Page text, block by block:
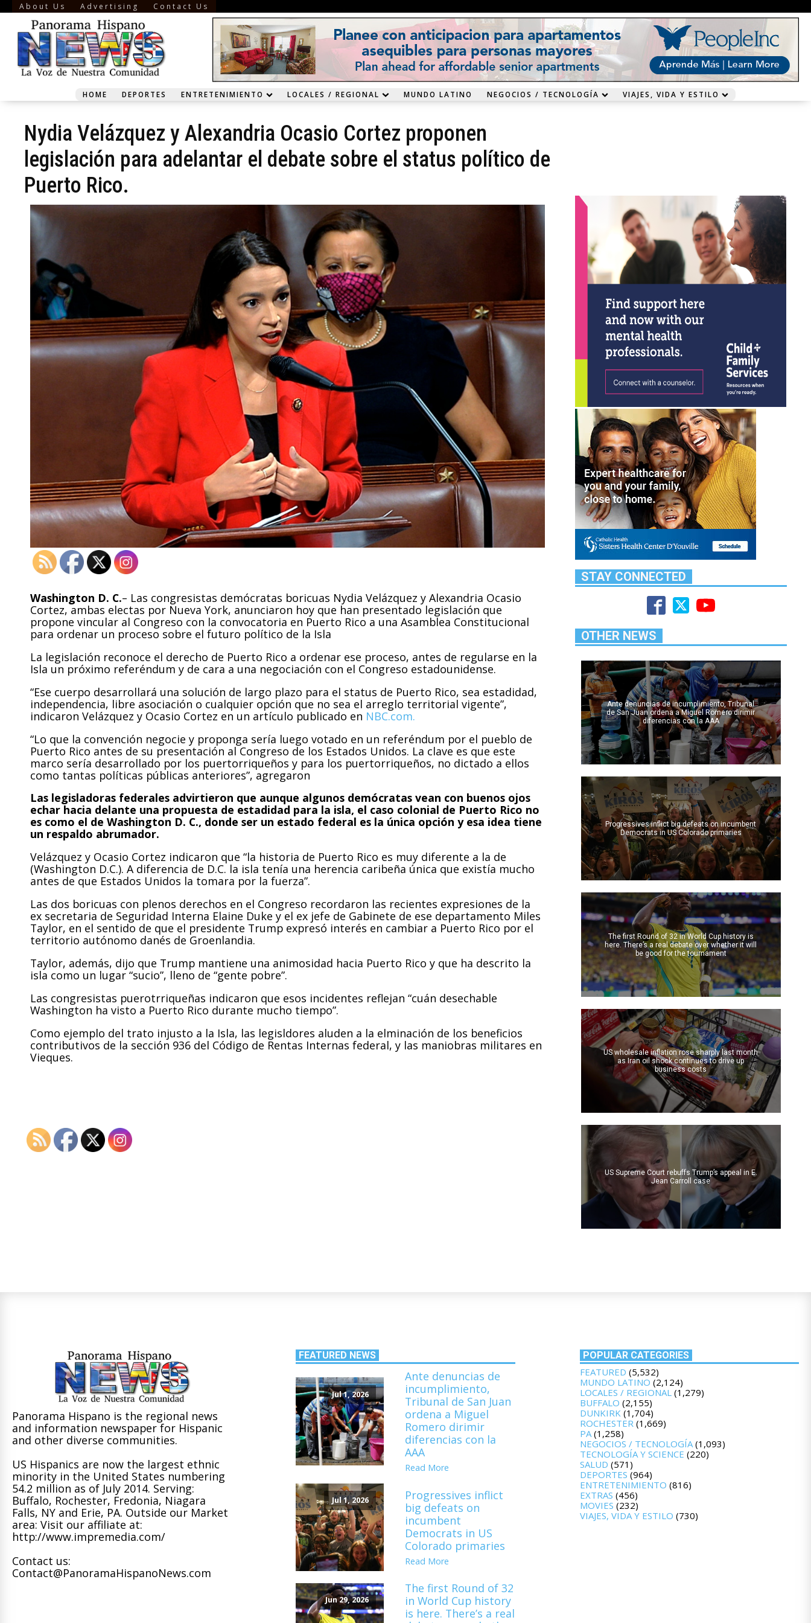
About Us Advertising Contact Us
HOME DEPORTES ENTRETENIMIENTO LOCALES / REGIONAL MUNDO LATINO NEGOCIOS / TECNOLOGÍA VIAJES, VIDA Y ESTILO
Nydia Velázquez y Alexandria Ocasio Cortez proponen
legislación para adelantar el debate sobre el status político de
Puerto Rico.
Washington D. C.– Las congresistas demócratas boricuas Nydia Velázquez y Alexandria Ocasio
Cortez, ambas electas por Nueva York, anunciaron hoy que han presentado legislación que
propone vincular al Congreso con la convocatoria en Puerto Rico a una Asamblea Constitucional
para ordenar un proceso sobre el futuro político de la Isla
La legislación reconoce el derecho de Puerto Rico a ordenar ese proceso, antes de regularse en la
Isla un próximo referéndum y de cara a una negociación con el Congreso estadounidense.
“Ese cuerpo desarrollará una solución de largo plazo para el status de Puerto Rico, sea estadidad,
independencia, libre asociación o cualquier opción que no sea el arreglo territorial vigente”,
indicaron Velázquez y Ocasio Cortez en un artículo publicado en NBC.com.
“Lo que la convención negocie y proponga sería luego votado en un referéndum por el pueblo de
Puerto Rico antes de su presentación al Congreso de los Estados Unidos. La clave es que este
marco sería desarrollado por los puertorriqueños y para los puertorriqueños, no dictado a ellos
como tantas políticas públicas anteriores”, agregaron
Las legisladoras federales advirtieron que aunque algunos demócratas vean con buenos ojos
echar hacia delante una propuesta de estadidad para la isla, el caso colonial de Puerto Rico no
es como el de Washington D. C., donde ser un estado federal es la única opción y esa idea tiene
un respaldo abrumador.
Velázquez y Ocasio Cortez indicaron que “la historia de Puerto Rico es muy diferente a la de
(Washington D.C.). A diferencia de D.C. la isla tenía una herencia caribeña única que existía mucho
antes de que Estados Unidos la tomara por la fuerza”.
Las dos boricuas con plenos derechos en el Congreso recordaron las recientes expresiones de la
ex secretaria de Seguridad Interna Elaine Duke y el ex jefe de Gabinete de ese departamento Miles
Taylor, en el sentido de que el presidente Trump expresó interés en cambiar a Puerto Rico por el
territorio autónomo danés de Groenlandia.
Taylor, además, dijo que Trump mantiene una animosidad hacia Puerto Rico y que ha descrito la
isla como un lugar “sucio”, lleno de “gente pobre”.
Las congresistas puerotrriqueñas indicaron que esos incidentes reflejan “cuán desechable
Washington ha visto a Puerto Rico durante mucho tiempo”.
Como ejemplo del trato injusto a la Isla, las legisldores aluden a la elminación de los beneficios
contributivos de la sección 936 del Código de Rentas Internas federal, y las maniobras militares en
Vieques.
STAY CONNECTED
OTHER NEWS
Ante denuncias de incumplimiento, Tribunal
de San Juan ordena a Miguel Romero dirimir
diferencias con la AAA
Progressives inflict big defeats on incumbent
Democrats in US Colorado primaries
The first Round of 32 in World Cup history is
here. There’s a real debate over whether it will
be good for the tournament
US wholesale inflation rose sharply last month
as Iran oil shock continues to drive up
business costs
US Supreme Court rebuffs Trump’s appeal in E.
Jean Carroll case
Panorama Hispano is the regional news
and information newspaper for Hispanic
and other diverse communities.
US Hispanics are now the largest ethnic
minority in the United States numbering
54.2 million as of July 2014. Serving:
Buffalo, Rochester, Fredonia, Niagara
Falls, NY and Erie, PA. Outside our Market
area: Visit our affiliate at:
http://www.impremedia.com/
Contact us:
Contact@PanoramaHispanoNews.com
FEATURED NEWS
Jul 1, 2026
Ante denuncias de
incumplimiento,
Tribunal de San Juan
ordena a Miguel
Romero dirimir
diferencias con la
AAA
Read More
Jul 1, 2026
Progressives inflict
big defeats on
incumbent
Democrats in US
Colorado primaries
Read More
Jun 29, 2026
The first Round of 32
in World Cup history
is here. There’s a real
POPULAR CATEGORIES
FEATURED (5,532)
MUNDO LATINO (2,124)
LOCALES / REGIONAL(1,279)
BUFFALO (2,155)
DUNKIRK(1,704)
ROCHESTER(1,669)
PA(1,258)
NEGOCIOS / TECNOLOGÍA(1,093)
TECNOLOGÍA Y SCIENCE (220)
SALUD (571)
DEPORTES (964)
ENTRETENIMIENTO (816)
EXTRAS (456)
MOVIES (232)
VIAJES, VIDA Y ESTILO (730)